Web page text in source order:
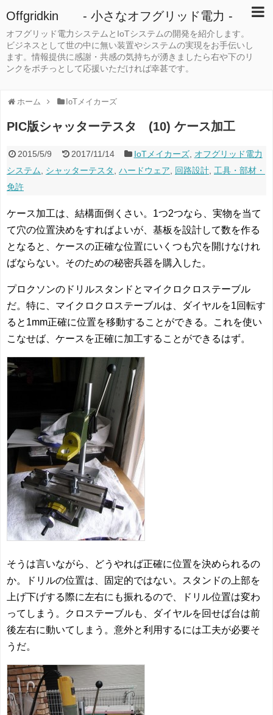
Offgridkin - 小さなオフグリッド電力 -
オフグリッド電力システムとIoTシステムの開発を紹介します。
ビジネスとして世の中に無い装置やシステムの実現をお手伝いし
ます。情報提供に感謝・共感の気持ちが湧きましたら右や下のリ
ンクをポチっとして応援いただければ幸甚です。
ホーム IoTメイカーズ
PIC版シャッターテスタ (10) ケース加工
2015/5/9 2017/11/14 IoTメイカーズ, オフグリッド電力
システム
シャッターテスタ ハードウェア 回路設計 工具・部材・
免許
ケース加工は、結構面倒くさい。1つ2つなら、実物を当て
て穴の位置決めをすればよいが、基板を設計して数を作る
となると、ケースの正確な位置にいくつも穴を開けなけれ
ばならない。そのための秘密兵器を購入した。
プロクソンのドリルスタンドとマイクロクロステーブル
だ。特に、マイクロクロステーブルは、ダイヤルを1回転す
ると1mm正確に位置を移動することができる。これを使い
こなせば、ケースを正確に加工することができるはず。
そうは言いながら、どうやれば正確に位置を決められるの
か。ドリルの位置は、固定的ではない。スタンドの上部を
上げ下げする際に左右にも振れるので、ドリル位置は変わ
ってしまう。クロステーブルも、ダイヤルを回せば台は前
後左右に動いてしまう。意外と利用するには工夫が必要そ
うだ。